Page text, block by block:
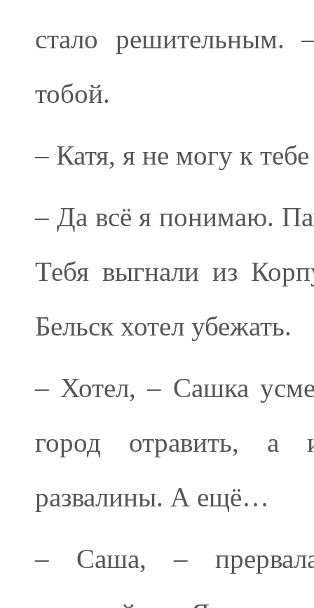
стало решительным.
тобой.
– Катя, я не могу к
– Да всё я понимаю.
Тебя выгнали из
Бельск хотел убежать.
– Хотел, – Сашка
город отравить, а
развалины. А ещё…
– Саша, –